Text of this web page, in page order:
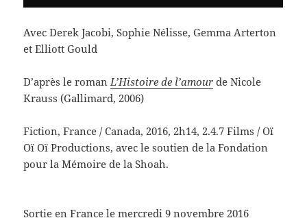
Avec Derek Jacobi, Sophie Nélisse, Gemma Arterton
et Elliott Gould
D’après le romanL’Histoire de l’amour de Nicole
Krauss (Gallimard, 2006)
Fiction, France / Canada, 2016, 2h14, 2.4.7 Films / Oï
Oï Oï Productions, avec le soutien de la Fondation
pour la Mémoire de la Shoah.
Sortie en France le mercredi 9 novembre 2016